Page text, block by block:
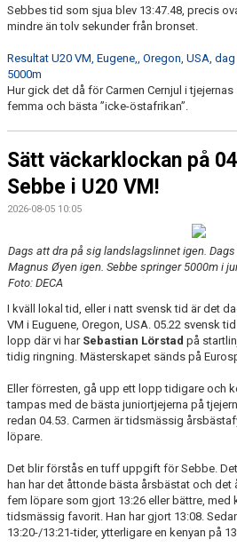
Sebbes tid som sjua blev 13:47.48, precis
mindre än tolv sekunder från bronset.
Resultat U20 VM, Eugene,, Oregon, USA,
5000m
Hur gick det då för Carmen Cernjul i
femma och bästa ”icke-östafrikan”.
Sätt väckarklockan på
Sebbe i U20 VM!
2026-08-05 10:05
Dags att dra på sig landslagslinnet igen.
Magnus Øyen igen. Sebbe springer 5000m i
Foto: DECA
I kväll lokal tid, eller i natt svensk tid är det
VM i Euguene, Oregon, USA. 05.22 svensk
lopp där vi har Sebastian Lörstad på
tidig ringning. Mästerskapet sänds på
Eller förresten, gå upp ett lopp tidigare och
tampas med de bästa juniortjejerna på
redan 04.53. Carmen är tidsmässig
löpare.
Det blir förstås en tuff uppgift för Sebbe.
han har det åttonde bästa årsbästat och det
fem löpare som gjort 13:26 eller bättre, med
tidsmässig favorit. Han har gjort 13:08.
13:20-/13:21-tider, ytterligare en kenyan på